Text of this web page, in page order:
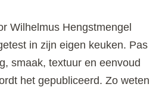
Wilhelmus Hengstmengel
in zijn eigen keuken. Pas
smaak, textuur en eenvoud
het gepubliceerd. Zo weten